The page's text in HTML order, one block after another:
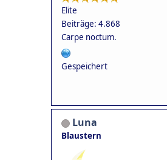
Elite
Beiträge: 4.868
Carpe noctum.
Gespeichert
Luna
Blaustern